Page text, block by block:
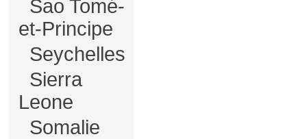
Sao Tomé-
et-Principe
Seychelles
Sierra
Leone
Somalie